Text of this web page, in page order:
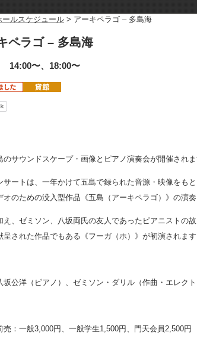
ールスケジュール > アーキペラゴ – 多島海
ペラゴ – 多島海
14:00〜、18:00〜
のサウンドスケープ・画像とピアノ演奏会が開催されま
サートは、一年かけて五島で録られた音源・映像をも
オのための没入型作品《五島（アーキペラゴ）》の演奏
え、ゼミソン、八坂両氏の友人であったピアニストの
呈された作品でもある《フーガ（ホ）》が初演されます
坂公洋（ピアノ）、ゼミソン・ダリル（作曲・エレクト
売：一般3,000円、一般学生1,500円、門天会員2,500円